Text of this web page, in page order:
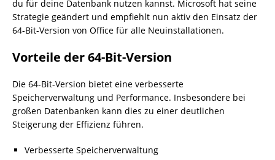
du für deine Datenbank nutzen kannst. Microsoft hat seine
Strategie geändert und empfiehlt nun aktiv den Einsatz der
64-Bit-Version von Office für alle Neuinstallationen.
Vorteile der 64-Bit-Version
Die 64-Bit-Version bietet eine verbesserte
Speicherverwaltung und Performance. Insbesondere bei
großen Datenbanken kann dies zu einer deutlichen
Steigerung der Effizienz führen.
Verbesserte Speicherverwaltung